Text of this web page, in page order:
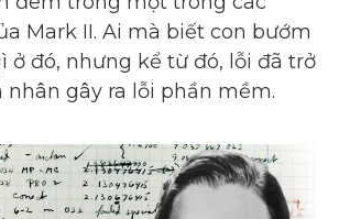
Mark II. Ai mà biết con bướm
ở đó, nhưng kể từ đó, lỗi đã trở
gây ra lỗi phần mềm.